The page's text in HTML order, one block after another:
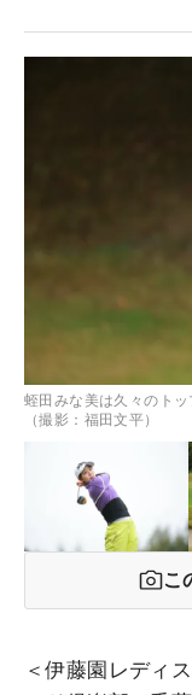
蛭田みな美は久々のト
（撮影：福田文平）
こ
＜伊藤園レデ